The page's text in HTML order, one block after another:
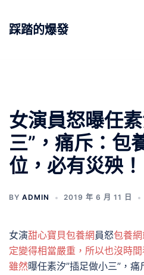
踩踏的爆發
女演員怒曝任
三”，痛斥：包
位，必有災殃！
BY ADMIN 2019 年 6 月 11 日
女演甜心寶貝包養網 員怒包養
定變得相當嚴重，所以也沒時
雖然曝任素汐”插足做小三”，痛